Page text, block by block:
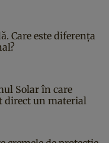
Care este diferența
Solar în care
direct un material